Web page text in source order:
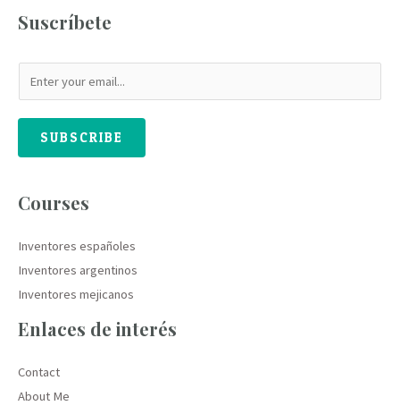
Suscríbete
SUBSCRIBE
Courses
Inventores españoles
Inventores argentinos
Inventores mejicanos
Enlaces de interés
Contact
About Me